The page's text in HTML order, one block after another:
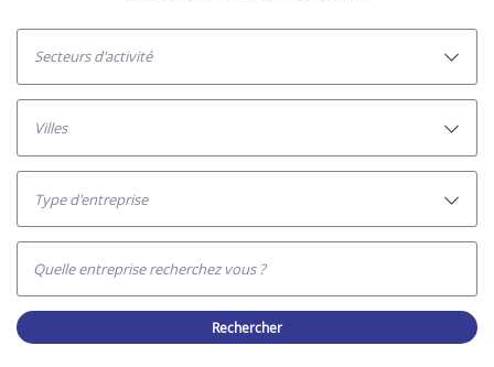
secteurs d'activité
villes
Type d'entreprise
Quelle entreprise recherchez vous ?
rechercher